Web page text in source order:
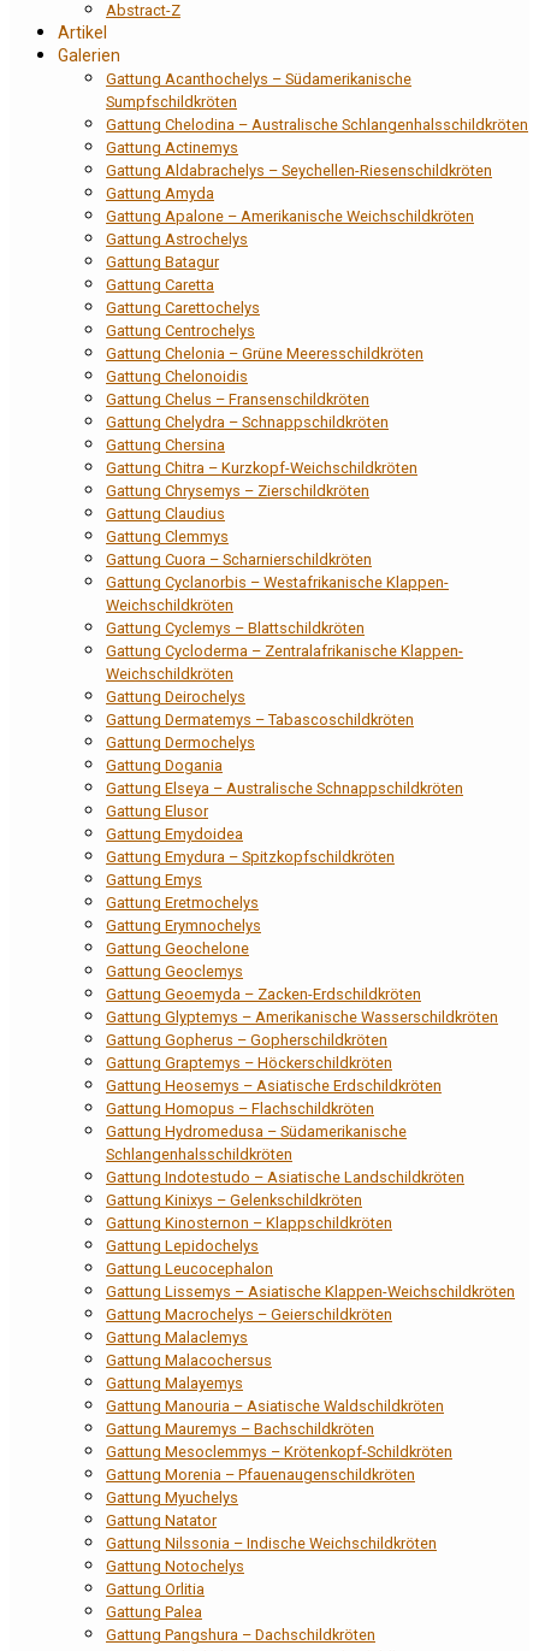
Abstract-Z
Artikel
Galerien
Gattung Acanthochelys – Südamerikanische
Sumpfschildkröten
Gattung Chelodina – Australische Schlangenhalsschildkröten
Gattung Actinemys
Gattung Aldabrachelys – Seychellen-Riesenschildkröten
Gattung Amyda
Gattung Apalone – Amerikanische Weichschildkröten
Gattung Astrochelys
Gattung Batagur
Gattung Caretta
Gattung Carettochelys
Gattung Centrochelys
Gattung Chelonia – Grüne Meeresschildkröten
Gattung Chelonoidis
Gattung Chelus – Fransenschildkröten
Gattung Chelydra – Schnappschildkröten
Gattung Chersina
Gattung Chitra – Kurzkopf-Weichschildkröten
Gattung Chrysemys – Zierschildkröten
Gattung Claudius
Gattung Clemmys
Gattung Cuora – Scharnierschildkröten
Gattung Cyclanorbis – Westafrikanische Klappen-
Weichschildkröten
Gattung Cyclemys – Blattschildkröten
Gattung Cycloderma – Zentralafrikanische Klappen-
Weichschildkröten
Gattung Deirochelys
Gattung Dermatemys – Tabascoschildkröten
Gattung Dermochelys
Gattung Dogania
Gattung Elseya – Australische Schnappschildkröten
Gattung Elusor
Gattung Emydoidea
Gattung Emydura – Spitzkopfschildkröten
Gattung Emys
Gattung Eretmochelys
Gattung Erymnochelys
Gattung Geochelone
Gattung Geoclemys
Gattung Geoemyda – Zacken-Erdschildkröten
Gattung Glyptemys – Amerikanische Wasserschildkröten
Gattung Gopherus – Gopherschildkröten
Gattung Graptemys – Höckerschildkröten
Gattung Heosemys – Asiatische Erdschildkröten
Gattung Homopus – Flachschildkröten
Gattung Hydromedusa – Südamerikanische
Schlangenhalsschildkröten
Gattung Indotestudo – Asiatische Landschildkröten
Gattung Kinixys – Gelenkschildkröten
Gattung Kinosternon – Klappschildkröten
Gattung Lepidochelys
Gattung Leucocephalon
Gattung Lissemys – Asiatische Klappen-Weichschildkröten
Gattung Macrochelys – Geierschildkröten
Gattung Malaclemys
Gattung Malacochersus
Gattung Malayemys
Gattung Manouria – Asiatische Waldschildkröten
Gattung Mauremys – Bachschildkröten
Gattung Mesoclemmys – Krötenkopf-Schildkröten
Gattung Morenia – Pfauenaugenschildkröten
Gattung Myuchelys
Gattung Natator
Gattung Nilssonia – Indische Weichschildkröten
Gattung Notochelys
Gattung Orlitia
Gattung Palea
Gattung Pangshura – Dachschildkröten